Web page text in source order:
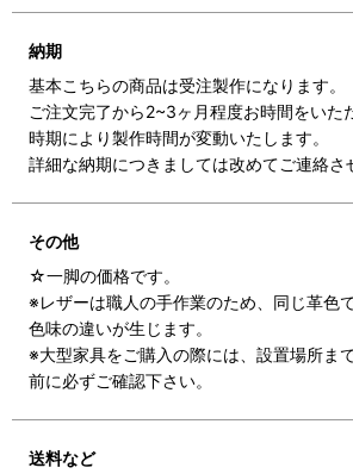
納期
基本こちらの商品は受注製作になります。
ご注文完了から2~3ヶ月程度お時間をいた
時期により製作時間が変動いたします。
詳細な納期につきましては改めてご連絡さ
その他
☆一脚の価格です。
※レザーは職人の手作業のため、同じ革色
色味の違いが生じます。
※大型家具をご購入の際には、設置場所ま
前に必ずご確認下さい。
送料など